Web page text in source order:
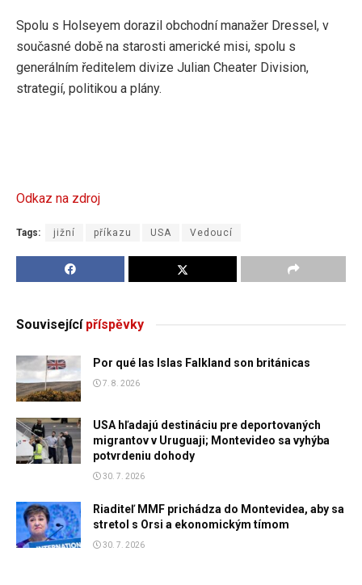
Spolu s Holseyem dorazil obchodní manažer Dressel, v
současné době na starosti americké misi, spolu s
generálním ředitelem divize Julian Cheater Division,
strategií, politikou a plány.
Odkaz na zdroj
Tags: jižní příkazu USA Vedoucí
Souvisejícípříspěvky
Por qué las Islas Falkland son británicas
7. 8. 2026
USA hľadajú destináciu pre deportovaných
migrantov v Uruguaji; Montevideo sa vyhýba
potvrdeniu dohody
30. 7. 2026
Riaditeľ MMF prichádza do Montevidea, aby sa
stretol s Orsi a ekonomickým tímom
30. 7. 2026